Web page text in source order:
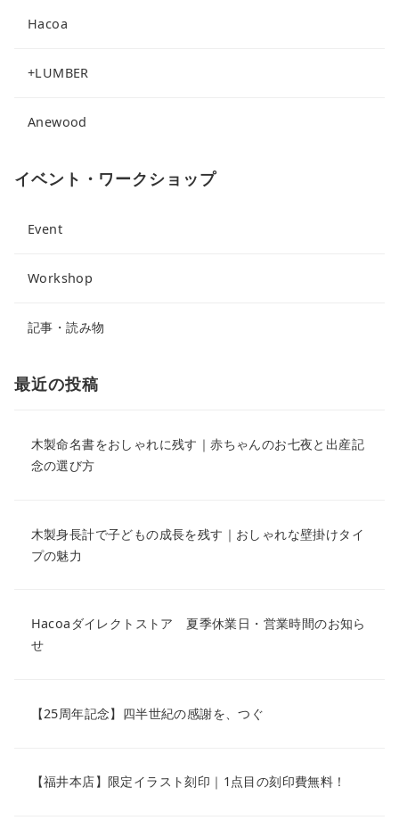
Hacoa
+LUMBER
Anewood
イベント・ワークショップ
Event
Workshop
記事・読み物
最近の投稿
木製命名書をおしゃれに残す｜赤ちゃんのお七夜と出産記
念の選び方
木製身長計で子どもの成長を残す｜おしゃれな壁掛けタイ
プの魅力
Hacoaダイレクトストア 夏季休業日・営業時間のお知ら
せ
【25周年記念】四半世紀の感謝を、つぐ
【福井本店】限定イラスト刻印｜1点目の刻印費無料！